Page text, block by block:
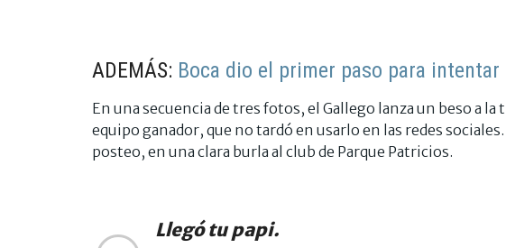
ADEMÁS: Boca dio el primer paso para
En una secuencia de tres fotos, el Gallego lanza un beso a
equipo ganador, que no tardó en usarlo en las redes sociales.
posteo, en una clara burla al club de Parque Patricios.
Llegó tu papi.